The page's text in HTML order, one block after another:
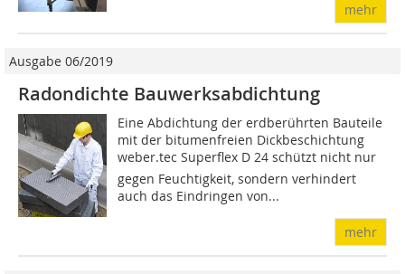
mehr
Ausgabe 06/2019
Radondichte Bauwerksabdichtung
Eine Abdichtung der erdberührten Bauteile
mit der bitumenfreien Dickbeschichtung
weber.tec Superflex D 24 schützt nicht nur
gegen Feuchtigkeit, sondern verhindert
auch das Eindringen von...
mehr